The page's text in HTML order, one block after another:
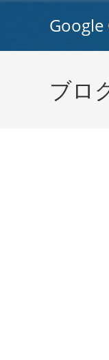
Google
ブロ